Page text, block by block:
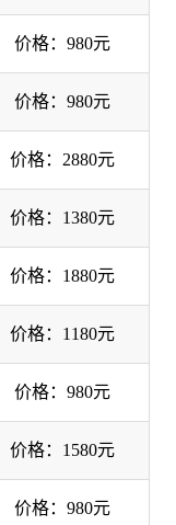
价格：980元
价格：980元
价格：2880元
价格：1380元
价格：1880元
价格：1180元
价格：980元
价格：1580元
价格：980元